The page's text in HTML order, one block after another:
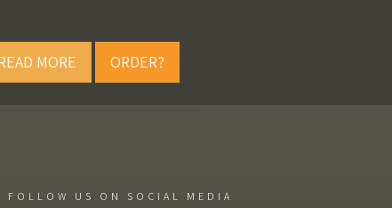
MORE ORDER?
FOLLOW US ON SOCIAL MEDIA